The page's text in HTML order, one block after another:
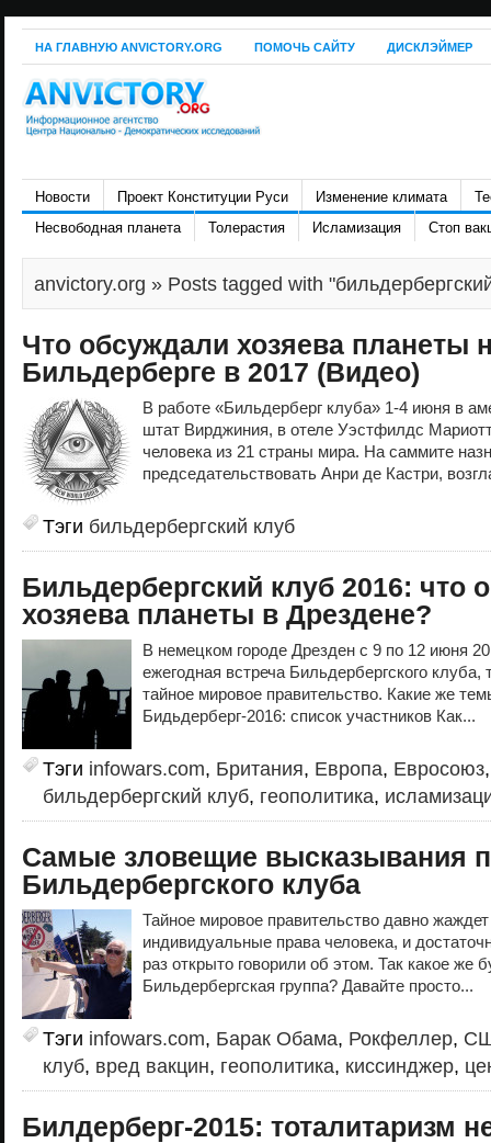
НА ГЛАВНУЮ ANVICTORY.ORG ПОМОЧЬ САЙТУ ДИСКЛЭЙМЕР
Новости Проект Конституции Руси Изменение климата
Несвободная планета
Толерастия Исламизация Стоп
anvictory.org » Posts tagged with
Что обсуждали хозяева планеты
Бильдерберге в 2017 (Видео)
В работе «Бильдерберг клуба» 1-4 июня в
штат Вирджиния, в отеле Уэстфилдс
человека из 21 страны мира. На саммите
председательствовать Анри де Кастри,
Тэги бильдербергский клуб
Бильдербергский клуб 2016: что
хозяева планеты в Дрездене?
В немецком городе Дрезден с 9 по 12 июня
ежегодная встреча Бильдербергского клуба,
тайное мировое правительство. Какие же
Бидьдерберг-2016: список участников Как...
Тэги infowars.com, Британия, Европа, Евросоюз
бильдербергский клуб, геополитика,
Самые зловещие высказывания
Бильдербергского клуба
Тайное мировое правительство давно
индивидуальные права человека, и
раз открыто говорили об этом. Так какое же
Бильдербергская группа? Давайте просто...
Тэги infowars.com, Барак Обама, Рокфеллер,
клуб, вред вакцин, геополитика, киссинджер,
Билдерберг-2015: тоталитаризм